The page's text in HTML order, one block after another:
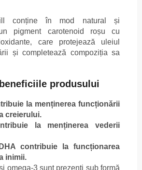
conține în mod natural și
pigment carotenoid roșu cu
care protejează uleiul
și completează compoziția sa
produsului
la menținerea funcționării
creierului.
la menținerea vederii
contribuie la funcționarea
inimii.
omega-3 sunt prezenți sub formă